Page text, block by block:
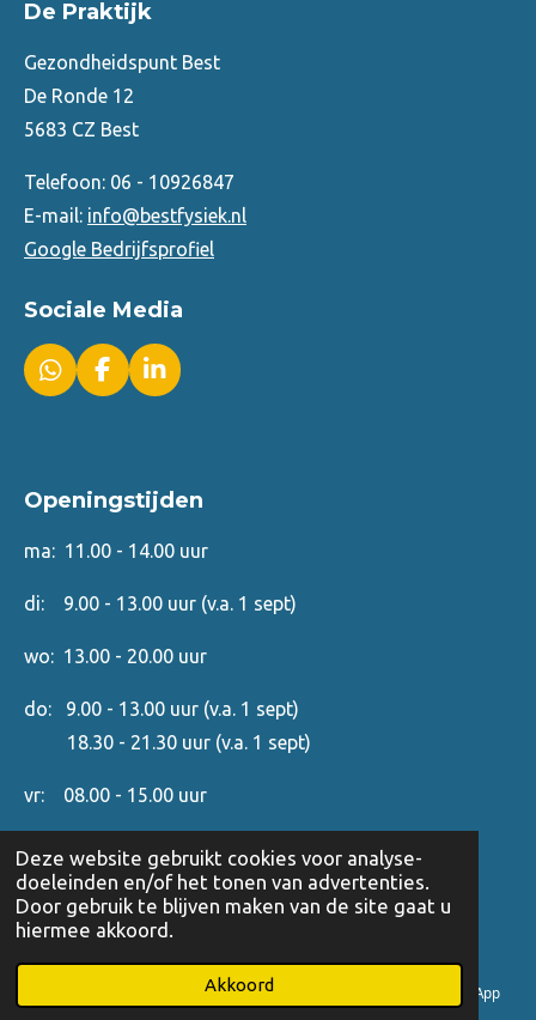
Deze website gebruikt cookies voor analyse-
doeleinden en/of het tonen van advertenties.
Door gebruik te blijven maken van de site gaat u
hiermee akkoord.
Akkoord
De Praktijk
Gezondheidspunt Best
De Ronde 12
5683 CZ Best
Telefoon: 06 - 10926847
E-mail: info@bestfysiek.nl
Google Bedrijfsprofiel
Sociale Media
W
h
A
p
F
a
o
k
L
i
d
n
Openingstijden
ma: 11.00 - 14.00 uur
di: 9.00 - 13.00 uur (v.a. 1 sept)
wo: 13.00 - 20.00 uur
do: 9.00 - 13.00 uur (v.a. 1 sept)
18.30 - 21.30 uur (v.a. 1 sept)
vr: 08.00 - 15.00 uur
za: 08.00 - 15.00 uur
zo: gesloten
Algemene voorwaarden|Klachtenregeling
Wanneer
Telefoonnummer WhatsApp